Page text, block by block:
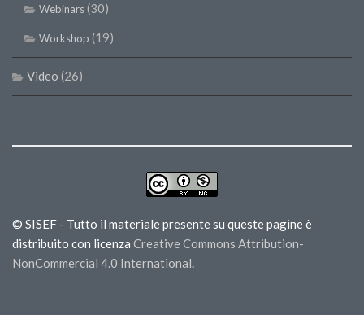
Webinars(30)
Workshop (19)
Video (26)
© SISEF - Tutto il materiale presente su queste pagine è
distribuito con licenza Creative Commons Attribution-
NonCommercial 4.0 International.